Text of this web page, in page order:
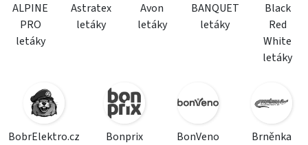
ALPINE
PRO
letáky
Astratex
letáky
Avon
letáky
BANQUET
letáky
Black
Red
White
letáky
BobrElektro.cz
Bonprix
BonVeno
Brněnka